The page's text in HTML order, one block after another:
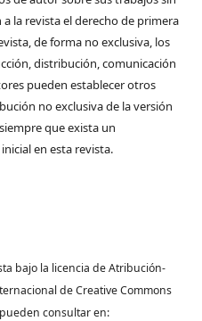
la revista el derecho de primera
de forma no exclusiva, los
distribución, comunicación
pueden establecer otros
no exclusiva de la versión
que exista un
en esta revista.
bajo la licencia de Atribución-
de Creative Commons
pueden consultar en: